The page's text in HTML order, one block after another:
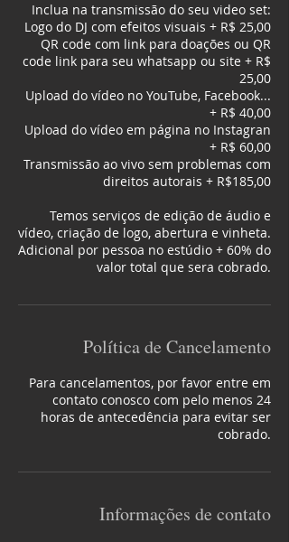
​Inclua na transmissão do seu video set:
Logo do DJ com efeitos visuais + R$ 25,00
QR code com link para doações ou QR
code link para seu whatsapp ou site + R$
25,00
Upload do vídeo no YouTube, Facebook...
+ R$ 40,00
Upload do vídeo em página no Instagran
+ R$ 60,00
Transmissão ao vivo sem problemas com
direitos autorais + R$185,00
Temos serviços de edição de áudio e
vídeo, criação de logo, abertura e vinheta.
Adicional por pessoa no estúdio + 60% do
valor total que sera cobrado.
Política de Cancelamento
Para cancelamentos, por favor entre em
contato conosco com pelo menos 24
horas de antecedência para evitar ser
Informações de contato